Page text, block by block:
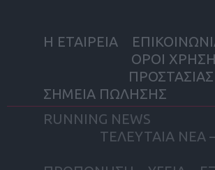
Η ΕΤΑΙΡΕΙΑ
ΟΡΟΙ
ΣΗΜΕΙΑ ΠΩΛΗΣΗΣ
RUNNING NEWS
ΤΕΛΕΥΤΑΙΑ ΝΕΑ